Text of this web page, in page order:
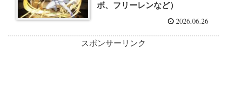
ボ、フリーレンなど）
2026.06.26
スポンサーリンク